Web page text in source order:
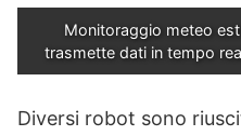
Monitoraggio meteo
trasmette dati in tempo
Diversi robot sono